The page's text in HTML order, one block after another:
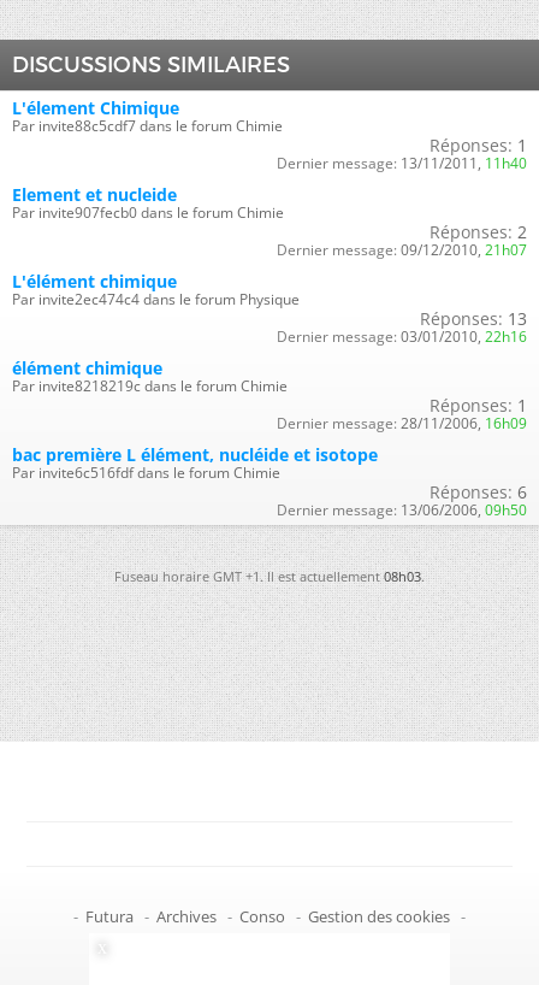
DISCUSSIONS SIMILAIRES
L'élement Chimique
Par invite88c5cdf7 dans le forum Chimie
Réponses: 1
Dernier message: 13/11/2011, 11h40
Element et nucleide
Par invite907fecb0 dans le forum Chimie
Réponses: 2
Dernier message: 09/12/2010, 21h07
L'élément chimique
Par invite2ec474c4 dans le forum Physique
Réponses: 13
Dernier message: 03/01/2010, 22h16
élément chimique
Par invite8218219c dans le forum Chimie
Réponses: 1
Dernier message: 28/11/2006, 16h09
bac première L élément, nucléide et isotope
Par invite6c516fdf dans le forum Chimie
Réponses: 6
Dernier message: 13/06/2006, 09h50
Fuseau horaire GMT +1. Il est actuellement08h03.
- Futura - Archives - Conso - Gestion des cookies -